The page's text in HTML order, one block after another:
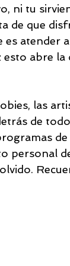
ni tu
de que
es atender
esto abre
las
de
personal